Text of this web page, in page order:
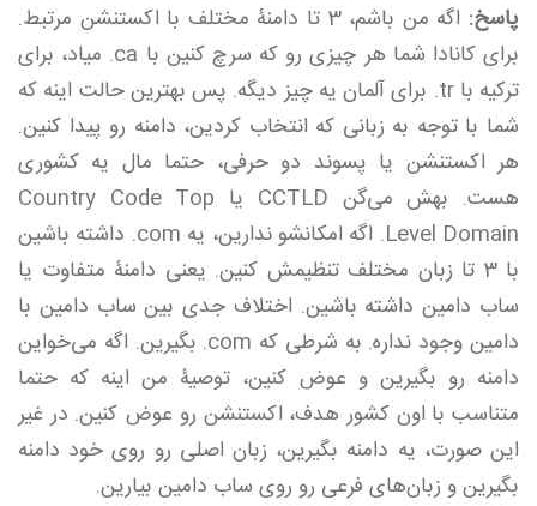
پاسخ:
اگه من باشم، 3 تا دامنۀ مختلف با اکستنشن مرتبط.
برای کانادا شما هر چیزی رو که سرچ کنین با ca. میاد، برای
ترکیه با tr. برای آلمان یه چیز دیگه. پس بهترین حالت اینه که
شما با توجه به زبانی که انتخاب کردین،‌ دامنه رو پیدا کنین.
هر اکستنشن یا پسوند دو حرفی، حتما مال یه کشوری
هست. بهش می‌گن CCTLD یا Country Code Top
Level Domain. اگه امکانشو ندارین، یه com. داشته باشین
با 3 تا زبان مختلف تنظیمش کنین. یعنی دامنۀ متفاوت یا
ساب دامین داشته باشین. اختلاف جدی بین ساب دامین با
دامین وجود نداره. به شرطی که com‌. بگیرین. اگه می‌خواین
دامنه رو بگیرین و عوض کنین، توصیۀ من اینه که حتما
متناسب با اون کشور هدف، اکستنشن رو عوض کنین. در غیر
این‌ صورت، یه دامنه بگیرین، زبان اصلی رو روی خود دامنه
بگیرین و زبان‌های فرعی رو روی ساب دامین بیارین.